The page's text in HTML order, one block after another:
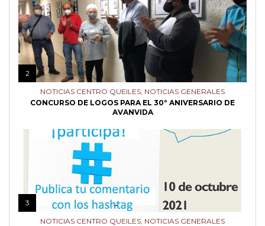
2
NOTICIAS CENTRO QUEILES NOTICIAS GENERALES
CONCURSO DE LOGOS PARA EL 30º ANIVERSARIO DE
AVANVIDA
3
NOTICIAS CENTRO QUEILES NOTICIAS GENERALES